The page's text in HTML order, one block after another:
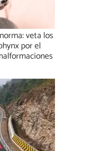
veta los
por el